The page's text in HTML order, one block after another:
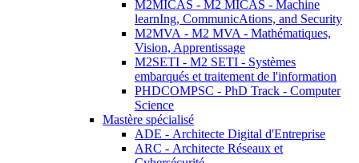
M2MICAS - M2 MICAS - Machine
learnIng, CommunicAtions, and Security
M2MVA - M2 MVA - Mathématiques,
Vision, Apprentissage
M2SETI - M2 SETI - Systèmes
embarqués et traitement de l'information
PHDCOMPSC - PhD Track - Computer
Science
Mastère spécialisé
ADE - Architecte Digital d'Entreprise
ARC - Architecte Réseaux et